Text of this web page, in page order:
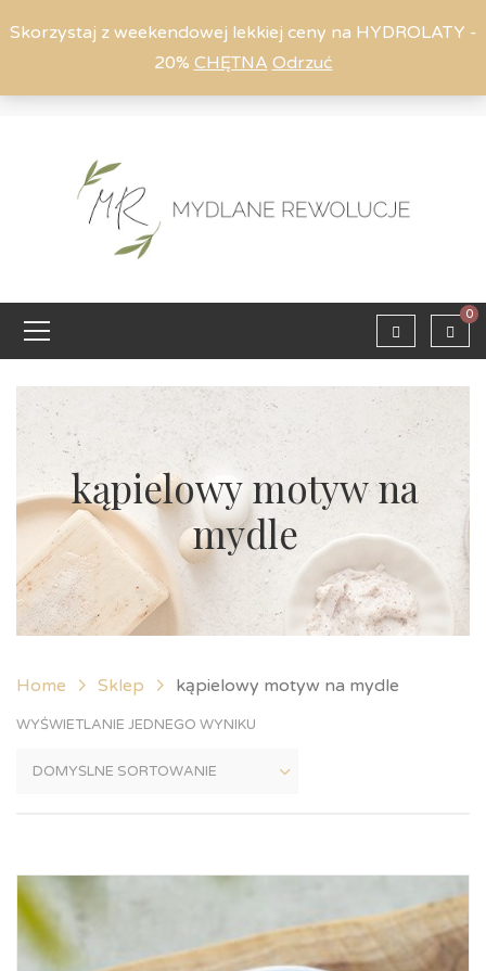
Skorzystaj z weekendowej lekkiej ceny na HYDROLATY -
20% CHĘTNA Odrzuć
0
kąpielowy motyw na
mydle
Home Sklep kąpielowy motyw na mydle
WYŚWIETLANIE JEDNEGO WYNIKU